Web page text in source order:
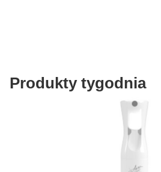
Produkty tygodnia